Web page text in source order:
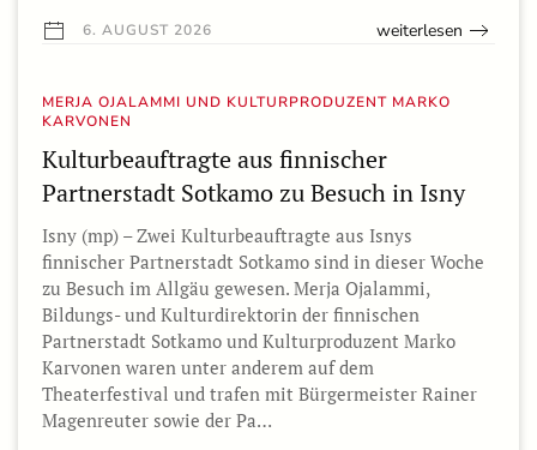
6. AUGUST 2026 weiterlesen
MERJA OJALAMMI UND KULTURPRODUZENT MARKO
KARVONEN
Kulturbeauftragte aus finnischer
Partnerstadt Sotkamo zu Besuch in Isny
Isny (mp) – Zwei Kulturbeauftragte aus Isnys
finnischer Partnerstadt Sotkamo sind in dieser Woche
zu Besuch im Allgäu gewesen. Merja Ojalammi,
Bildungs- und Kulturdirektorin der finnischen
Partnerstadt Sotkamo und Kulturproduzent Marko
Karvonen waren unter anderem auf dem
Theaterfestival und trafen mit Bürgermeister Rainer
Magenreuter sowie der Pa…